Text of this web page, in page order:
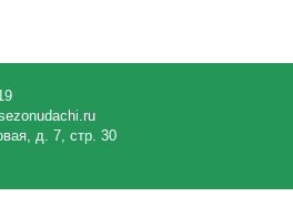
д. 7, стр. 30